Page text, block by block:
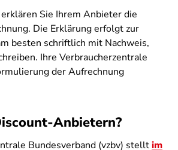
Sie Ihrem Anbieter die
Die Erklärung erfolgt zur
besten schriftlich mit Nachweis,
Ihre Verbraucherzentrale
der Aufrechnung
Anbietern?
Bundesverband (vzbv) stelltim